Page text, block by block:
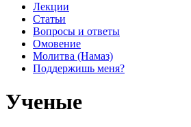
Лекции
Статьи
Вопросы и ответы
Омовение
Молитва (Намаз)
Поддержишь меня?
Ученые